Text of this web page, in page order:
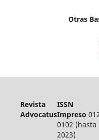
Otras
Revista
Advocatus
ISSN
Impreso
0102 (hasta
2023)